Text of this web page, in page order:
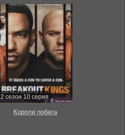
2 сезон 10 серия
Короли побега